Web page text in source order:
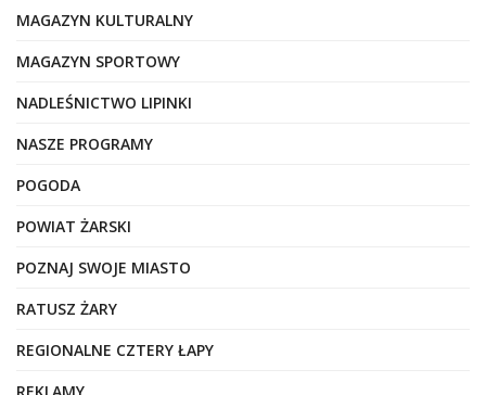
MAGAZYN KULTURALNY
MAGAZYN SPORTOWY
NADLEŚNICTWO LIPINKI
NASZE PROGRAMY
POGODA
POWIAT ŻARSKI
POZNAJ SWOJE MIASTO
RATUSZ ŻARY
REGIONALNE CZTERY ŁAPY